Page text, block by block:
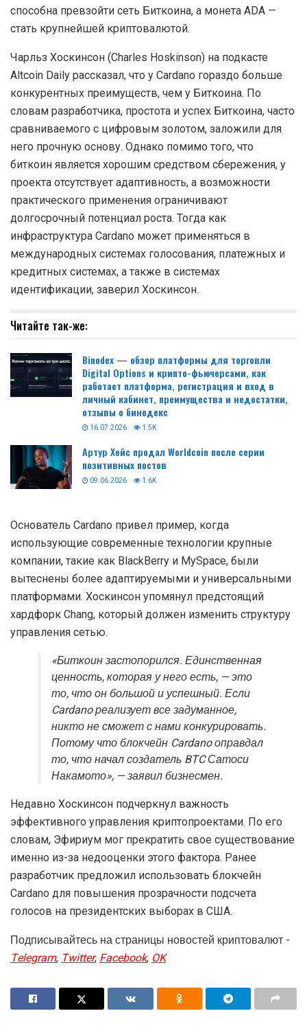
способна превзойти сеть Биткоина, а монета ADA —
стать крупнейшей криптовалютой.
Чарльз Хоскинсон (Charles Hoskinson) на подкасте
Altcoin Daily рассказал, что у Cardano гораздо больше
конкурентных преимуществ, чем у Биткоина. По
словам разработчика, простота и успех Биткоина, часто
сравниваемого с цифровым золотом, заложили для
него прочную основу. Однако помимо того, что
биткоин является хорошим средством сбережения, у
проекта отсутствует адаптивность, а возможности
практического применения ограничивают
долгосрочный потенциал роста. Тогда как
инфраструктура Cardano может применяться в
международных системах голосования, платежных и
кредитных системах, а также в системах
идентификации, заверил Хоскинсон.
Читайте так-же:
Binodex — обзор платформы для торговли
Digital Options и крипто-фьючерсами, как
работает платформа, регистрация и вход в
личный кабинет, преимущества и недостатки,
отзывы о бинодекс
16.07.2026 1.5K
Артур Хейс продал Worldcoin после серии
позитивных постов
09.06.2026 1.6K
Основатель Cardano привел пример, когда
использующие современные технологии крупные
компании, такие как BlackBerry и MySpace, были
вытеснены более адаптируемыми и универсальными
платформами. Хоскинсон упомянул предстоящий
хардфорк Chang, который должен изменить структуру
управления сетью.
«Биткоин застопорился. Единственная
ценность, которая у него есть, — это
то, что он большой и успешный. Если
Cardano реализует все задуманное,
никто не сможет с нами конкурировать.
Потому что блокчейн Cardano оправдал
то, что начал создатель BTC Сатоси
Накамото», — заявил бизнесмен.
Недавно Хоскинсон подчеркнул важность
эффективного управления криптопроектами. По его
словам, Эфириум мог прекратить свое существование
именно из-за недооценки этого фактора. Ранее
разработчик предложил использовать блокчейн
Cardano для повышения прозрачности подсчета
голосов на президентских выборах в США.
Подписывайтесь на страницы новостей криптовалют -
Telegram,Twitter,Facebook,OK